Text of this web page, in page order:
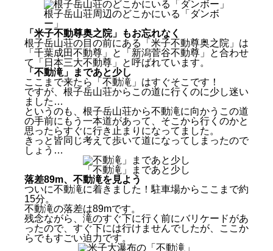
根子岳山荘周辺のどこかにいる「ダンボ
ー」
「米子不動尊奥之院」もお忘れなく
根子岳山荘の目の前にある「米子不動尊奥之院」は
「千葉成田不動尊」と「新潟菅谷不動尊」と合わせ
て「日本三大不動尊」と呼ばれています。
「不動滝」まであと少し
ここまで来たら「不動滝」はすぐそこです！
ですが、根子岳山荘からこの道に行くのに少し迷い
ました…
というのも、根子岳山荘から不動滝に向かうこの道
の手前にもう一本道があって、そこから行くのかと
思ったらすぐに行き止まりになってました。
きっと皆同じ考えて歩いて道になってしまったので
しょう…
「不動滝」まであと少し
落差89m、不動滝を見よう
ついに不動滝に着きました！駐車場からここまで約
15分。
不動滝の落差は89mです。
残念ながら、滝のすぐ下に行く前にバリケードがあ
ったので、すぐ下には行けませんでしたが、ここか
らでもすごい迫力です。